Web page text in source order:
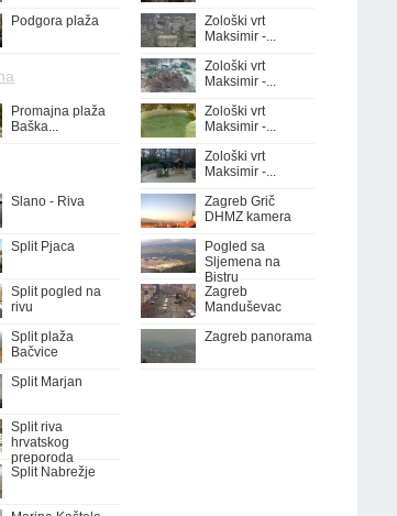
Podgora plaža
Promajna plaža
Baška...
Slano - Riva
Split Pjaca
Split pogled na
rivu
Split plaža
Bačvice
Split Marjan
Split riva
hrvatskog
preporoda
Split Nabrežje
Zološki vrt
Maksimir -...
Zološki vrt
Maksimir -...
Zološki vrt
Maksimir -...
Zološki vrt
Maksimir -...
Zagreb Grič
DHMZ kamera
Pogled sa
Sljemena na
Bistru
Zagreb
Manduševac
Zagreb panorama